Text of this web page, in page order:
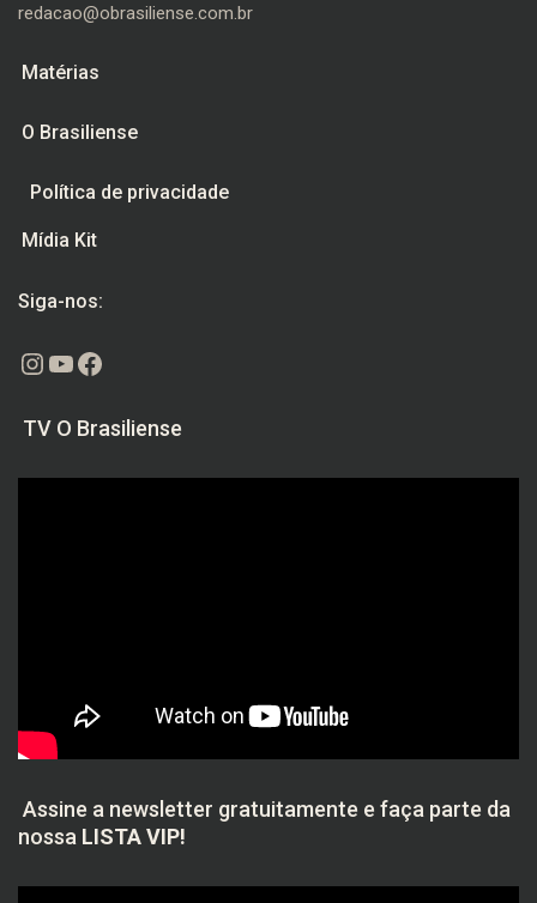
redacao@obrasiliense.com.br
Matérias
O Brasiliense
Política de privacidade
Mídia Kit
Siga-nos:
Instagram
Youtube
Facebook
TV O Brasiliense
Assine a newsletter gratuitamente e faça parte da
nossa LISTA VIP!